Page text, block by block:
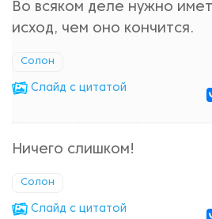
Во всяком деле нужно
исход, чем оно кончится.
Солон
Cлайд с цитатой
Ничего слишком!
Солон
Cлайд с цитатой